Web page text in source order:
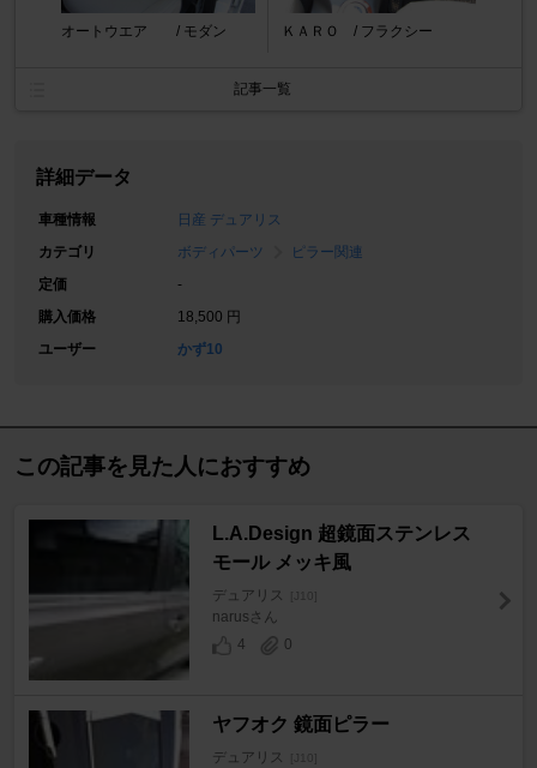
オートウエア / モダン ＫＡＲＯ / フラクシー
記事一覧
詳細データ
車種情報
日産 デュアリス
カテゴリ
ボディパーツ
ピラー関連
定価
-
購入価格
18,500 円
ユーザー
かず10
この記事を見た人におすすめ
L.A.Design 超鏡面ステンレス
モール メッキ風
デュアリス [J10]
narusさん
4
0
ヤフオク 鏡面ピラー
デュアリス [J10]